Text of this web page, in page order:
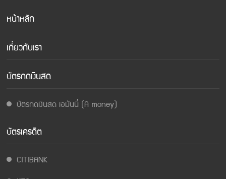
หน้าหลัก
เกี่ยวกับเรา
บัตรกดเงินสด
บัตรกดเงินสด เอมันนี่ (A money)
บัตรเครดิต
CITIBANK